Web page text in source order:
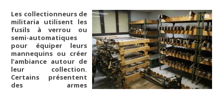
Les collectionneurs de
militaria utilisent les
fusils à verrou ou
semi-automatiques
pour équiper leurs
mannequins ou créer
l’ambiance autour de
leur collection.
Certains présentent
des armes